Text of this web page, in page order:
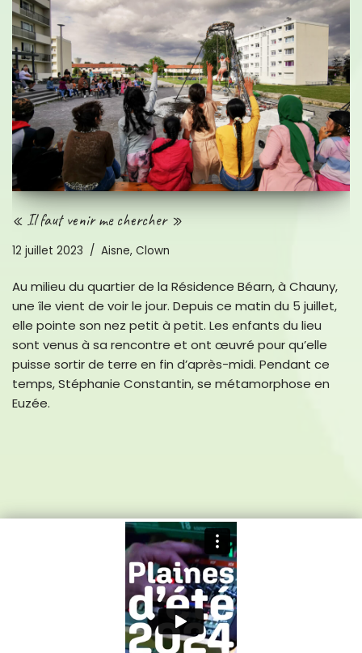
« Il faut venir me chercher »
12 juillet 2023 Aisne, Clown
Au milieu du quartier de la Résidence Béarn, à Chauny,
une île vient de voir le jour. Depuis ce matin du 5 juillet,
elle pointe son nez petit à petit. Les enfants du lieu
sont venus à sa rencontre et ont œuvré pour qu’elle
puisse sortir de terre en fin d’après-midi. Pendant ce
temps, Stéphanie Constantin, se métamorphose en
Euzée.